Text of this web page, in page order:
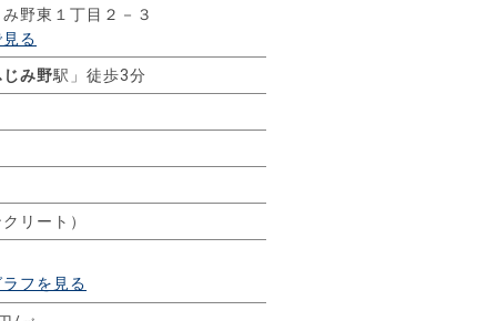
野東１丁目２－３
る
じみ野駅」徒歩3分
リート）
フを見る